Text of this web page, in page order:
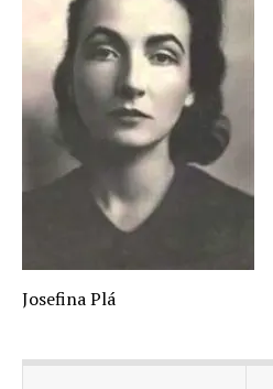
Josefina Plá